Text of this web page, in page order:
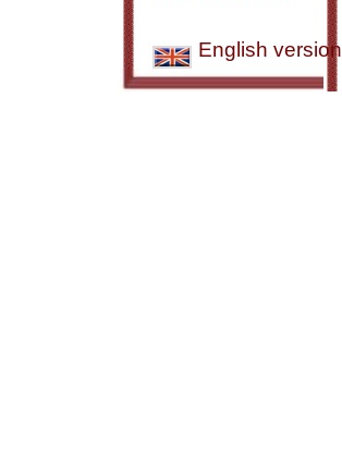
English version